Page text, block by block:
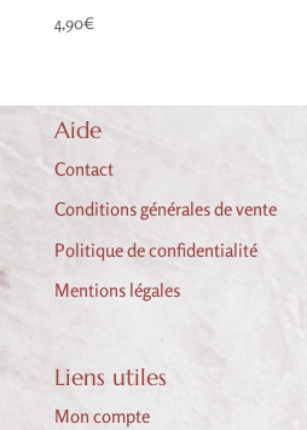
4,90€
Aide
Contact
Conditions générales de vente
Politique de confidentialité
Mentions légales
Liens utiles
Mon compte